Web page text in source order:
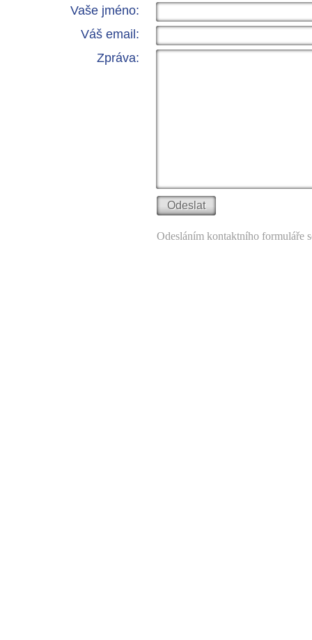
Vaše jméno:
Váš email:
Zpráva:
Odesláním kontaktního formuláře